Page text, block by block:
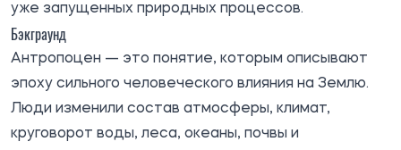
уже запущенных природных процессов.
Бэкграунд
Антропоцен — это понятие, которым описывают
эпоху сильного человеческого влияния на Землю.
Люди изменили состав атмосферы, климат,
круговорот воды, леса, океаны, почвы и